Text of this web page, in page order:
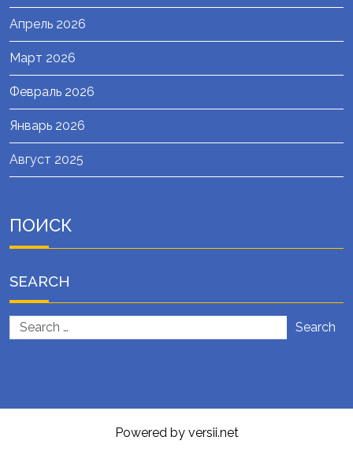
Апрель 2026
Март 2026
Февраль 2026
Январь 2026
Август 2025
ПОИСК
SEARCH
Search
Powered by versii.net